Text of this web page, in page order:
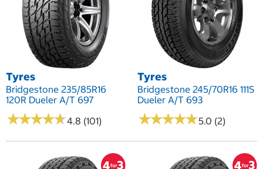
Tyres
Bridgestone 235/85R16
120R Dueler A/T 697
★★★★★
★★★★★4.8 (101)
Tyres
Bridgestone 245/70R16 111S
Dueler A/T 693
★★★★★
★★★★★5.0 (2)